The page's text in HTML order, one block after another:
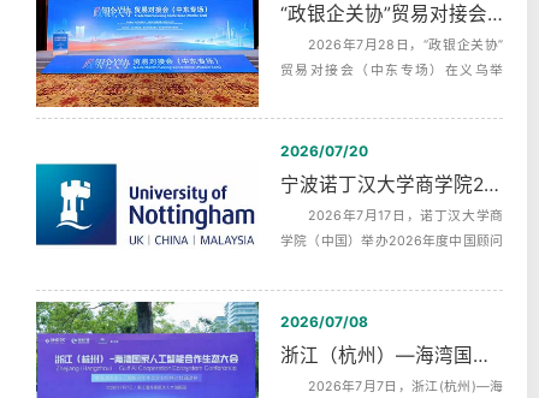
“政银企关协”贸易对接会（中东专场）中英文同声传译翻译
2026年7月28日，“政银企关协”
贸易对接会（中东专场）在义乌举
动提供...
2026/07/20
宁波诺丁汉大学商学院2026年度中国顾问委员会第二次会议同声传译
2026年7月17日，诺丁汉大学商
学院（中国）举办2026年度中国顾问
为上午...
2026/07/08
浙江（杭州）—海湾国家人工智能合作生态发布会AI机器英语同传
2026年7月7日，浙江(杭州)—海